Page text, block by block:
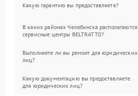
Какую гарантию вы предоставляете?
В каких районах Челябинска располагаются
сервисные центры BELTRATTO?
Выполняете ли вы ремонт для юридических
лиц?
Какую документацию вы предоставляете
для юридических лиц?